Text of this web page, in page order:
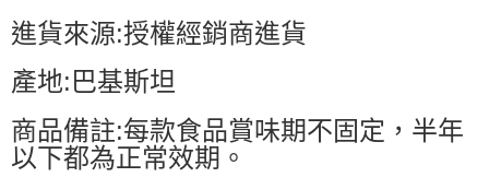
進貨來源:授權經銷商進貨
產地:巴基斯坦
商品備註:每款食品賞味期不固定，半年
以下都為正常效期。